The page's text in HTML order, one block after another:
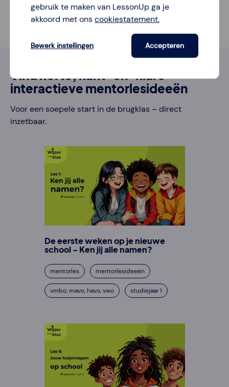
Vind korte, kant-en-klare
interactieve mentorlesideeën
Voor een soepele start in de brugklas – direct
inzetbaar.
De eerste weken op je nieuwe
school - Ken jij alle namen?
mentorles mentorlesideeën
vmbo, mavo, havo, vwo studiejaar 1
gebruik te maken van LessonUp ga je
akkoord met onscookiestatement.
Bewerk instellingen Accepteren